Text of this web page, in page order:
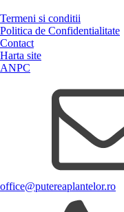
Termeni si conditii
Politica de Confidentialitate
Contact
Harta site
ANPC
office@putereaplantelor.ro